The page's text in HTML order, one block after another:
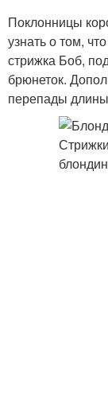
Поклонницы
узнать о том,
стрижка Боб,
брюнеток.
перепады